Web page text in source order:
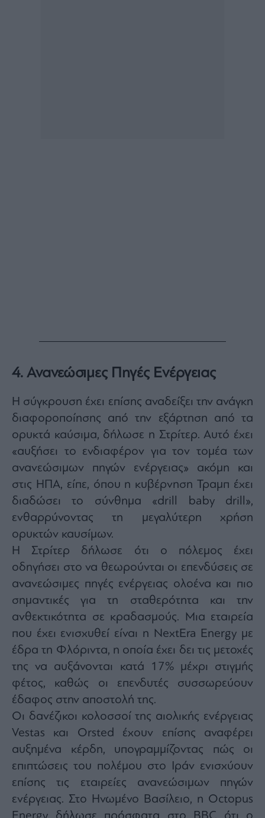
4. Ανανεώσιμες Πηγές Ενέργειας
Η σύγκρουση έχει επίσης αναδείξει την ανάγκη
διαφοροποίησης από την εξάρτηση από τα
ορυκτά καύσιμα, δήλωσε η Στρίτερ. Αυτό έχει
«αυξήσει το ενδιαφέρον για τον τομέα των
ανανεώσιμων πηγών ενέργειας» ακόμη και
στις ΗΠΑ, είπε, όπου η κυβέρνηση Τραμπ έχει
διαδώσει το σύνθημα «drill baby drill»,
ενθαρρύνοντας τη μεγαλύτερη χρήση
ορυκτών καυσίμων.
H Στρίτερ δήλωσε ότι ο πόλεμος έχει
οδηγήσει στο να θεωρούνται οι επενδύσεις σε
ανανεώσιμες πηγές ενέργειας ολοένα και πιο
σημαντικές για τη σταθερότητα και την
ανθεκτικότητα σε κραδασμούς. Μια εταιρεία
που έχει ενισχυθεί είναι η NextEra Energy με
έδρα τη Φλόριντα, η οποία έχει δει τις μετοχές
της να αυξάνονται κατά 17% μέχρι στιγμής
φέτος, καθώς οι επενδυτές συσσωρεύουν
έδαφος στην αποστολή της.
Οι δανέζικοι κολοσσοί της αιολικής ενέργειας
Vestas και Orsted έχουν επίσης αναφέρει
αυξημένα κέρδη, υπογραμμίζοντας πώς οι
επιπτώσεις του πολέμου στο Ιράν ενισχύουν
επίσης τις εταιρείες ανανεώσιμων πηγών
ενέργειας. Στο Ηνωμένο Βασίλειο, η Octopus